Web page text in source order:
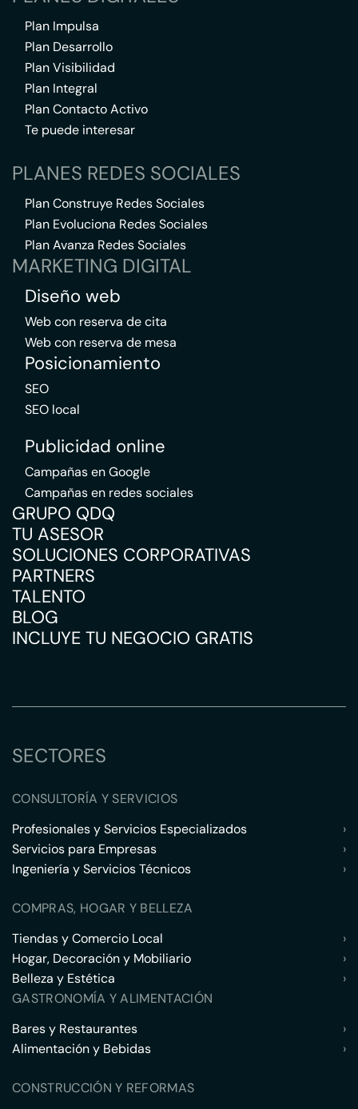
Plan Impulsa
Plan Desarrollo
Plan Visibilidad
Plan Integral
Plan Contacto Activo
Te puede interesar
PLANES REDES SOCIALES
Plan Construye Redes Sociales
Plan Evoluciona Redes Sociales
Plan Avanza Redes Sociales
MARKETING DIGITAL
Diseño web
Web con reserva de cita
Web con reserva de mesa
Posicionamiento
SEO
SEO local
Publicidad online
Campañas en Google
Campañas en redes sociales
GRUPO QDQ
TU ASESOR
SOLUCIONES CORPORATIVAS
PARTNERS
TALENTO
BLOG
INCLUYE TU NEGOCIO GRATIS
SECTORES
CONSULTORÍA Y SERVICIOS
Profesionales y Servicios Especializados
›
Servicios para Empresas
›
Ingeniería y Servicios Técnicos
›
COMPRAS, HOGAR Y BELLEZA
Tiendas y Comercio Local
›
Hogar, Decoración y Mobiliario
›
Belleza y Estética
›
GASTRONOMÍA Y ALIMENTACIÓN
Bares y Restaurantes
›
Alimentación y Bebidas
›
CONSTRUCCIÓN Y REFORMAS